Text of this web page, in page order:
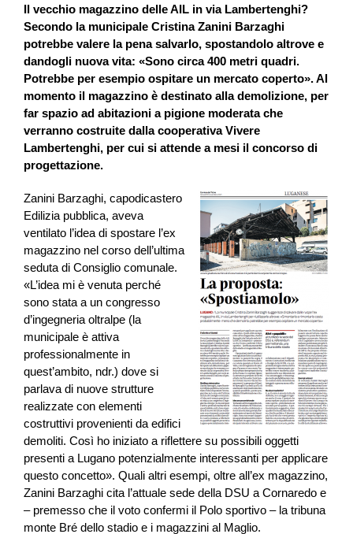
Il vecchio magazzino delle AIL in via Lambertenghi?
Secondo la municipale Cristina Zanini Barzaghi
potrebbe valere la pena salvarlo, spostandolo altrove e
dandogli nuova vita: «Sono circa 400 metri quadri.
Potrebbe per esempio ospitare un mercato coperto». Al
momento il magazzino è destinato alla demolizione, per
far spazio ad abitazioni a pigione moderata che
verranno costruite dalla cooperativa Vivere
Lambertenghi, per cui si attende a mesi il concorso di
progettazione.
Zanini Barzaghi, capodicastero
Edilizia pubblica, aveva
ventilato l’idea di spostare l’ex
magazzino nel corso dell’ultima
seduta di Consiglio comunale.
«L’idea mi è venuta perché
sono stata a un congresso
d’ingegneria oltralpe (la
municipale è attiva
professionalmente in
quest’ambito, ndr.) dove si
parlava di nuove strutture
realizzate con elementi
costruttivi provenienti da edifici
demoliti. Così ho iniziato a riflettere su possibili oggetti
presenti a Lugano potenzialmente interessanti per applicare
questo concetto». Quali altri esempi, oltre all’ex magazzino,
Zanini Barzaghi cita l’attuale sede della DSU a Cornaredo e
– premesso che il voto confermi il Polo sportivo – la tribuna
monte Bré dello stadio e i magazzini al Maglio.